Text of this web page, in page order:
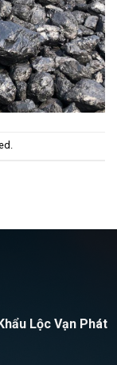
Lộc Vạn Phát